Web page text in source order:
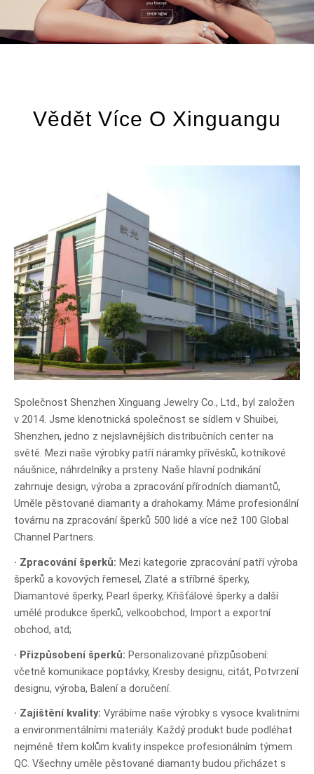
Vědět Více O Xinguangu
Společnost Shenzhen Xinguang Jewelry Co., Ltd., byl založen
v 2014. Jsme klenotnická společnost se sídlem v Shuibei,
Shenzhen, jedno z nejslavnějších distribučních center na
světě. Mezi naše výrobky patří náramky přívěsků, kotníkové
náušnice, náhrdelníky a prsteny. Naše hlavní podnikání
zahrnuje design, výroba a zpracování přírodních diamantů,
Uměle pěstované diamanty a drahokamy. Máme profesionální
továrnu na zpracování šperků 500 lidé a více než 100 Global
Channel Partners.
· Zpracování šperků: Mezi kategorie zpracování patří výroba
šperků a kovových řemesel, Zlaté a stříbrné šperky,
Diamantové šperky, Pearl šperky, Křišťálové šperky a další
umělé produkce šperků, velkoobchod, Import a exportní
obchod, atd;
· Přizpůsobení šperků: Personalizované přizpůsobení:
včetně komunikace poptávky, Kresby designu, citát, Potvrzení
designu, výroba, Balení a doručení.
· Zajištění kvality: Vyrábíme naše výrobky s vysoce kvalitními
a environmentálními materiály. Každý produkt bude podléhat
nejméně třem kolům kvality inspekce profesionálním týmem
QC. Všechny uměle pěstované diamanty budou přicházet s